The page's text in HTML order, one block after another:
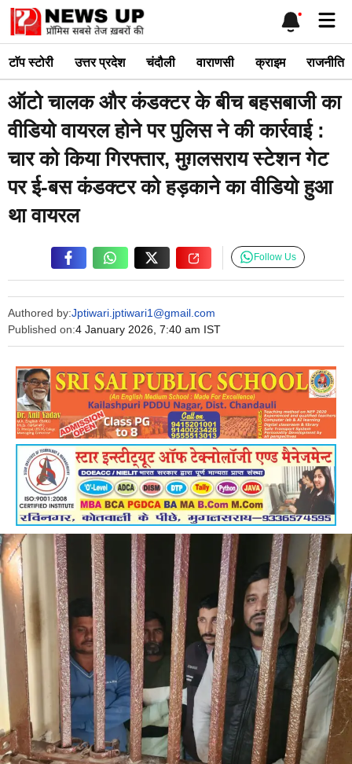
Skip
content
टाॅप स्टोरी उत्तर प्रदेश चंदौली वाराणसी क्राइम राजनीति
ऑटो चालक और कंडक्टर के बीच बहसबाजी का
वीडियो वायरल होने पर पुलिस ने की कार्रवाई :
चार को किया गिरफ्तार, मुग़लसराय स्टेशन गेट
पर ई-बस कंडक्टर को हड़काने का वीडियो हुआ
था वायरल
Authored by:Jptiwari.jptiwari1@gmail.com
Published on:4 January 2026, 7:40 am IST
Follow Us